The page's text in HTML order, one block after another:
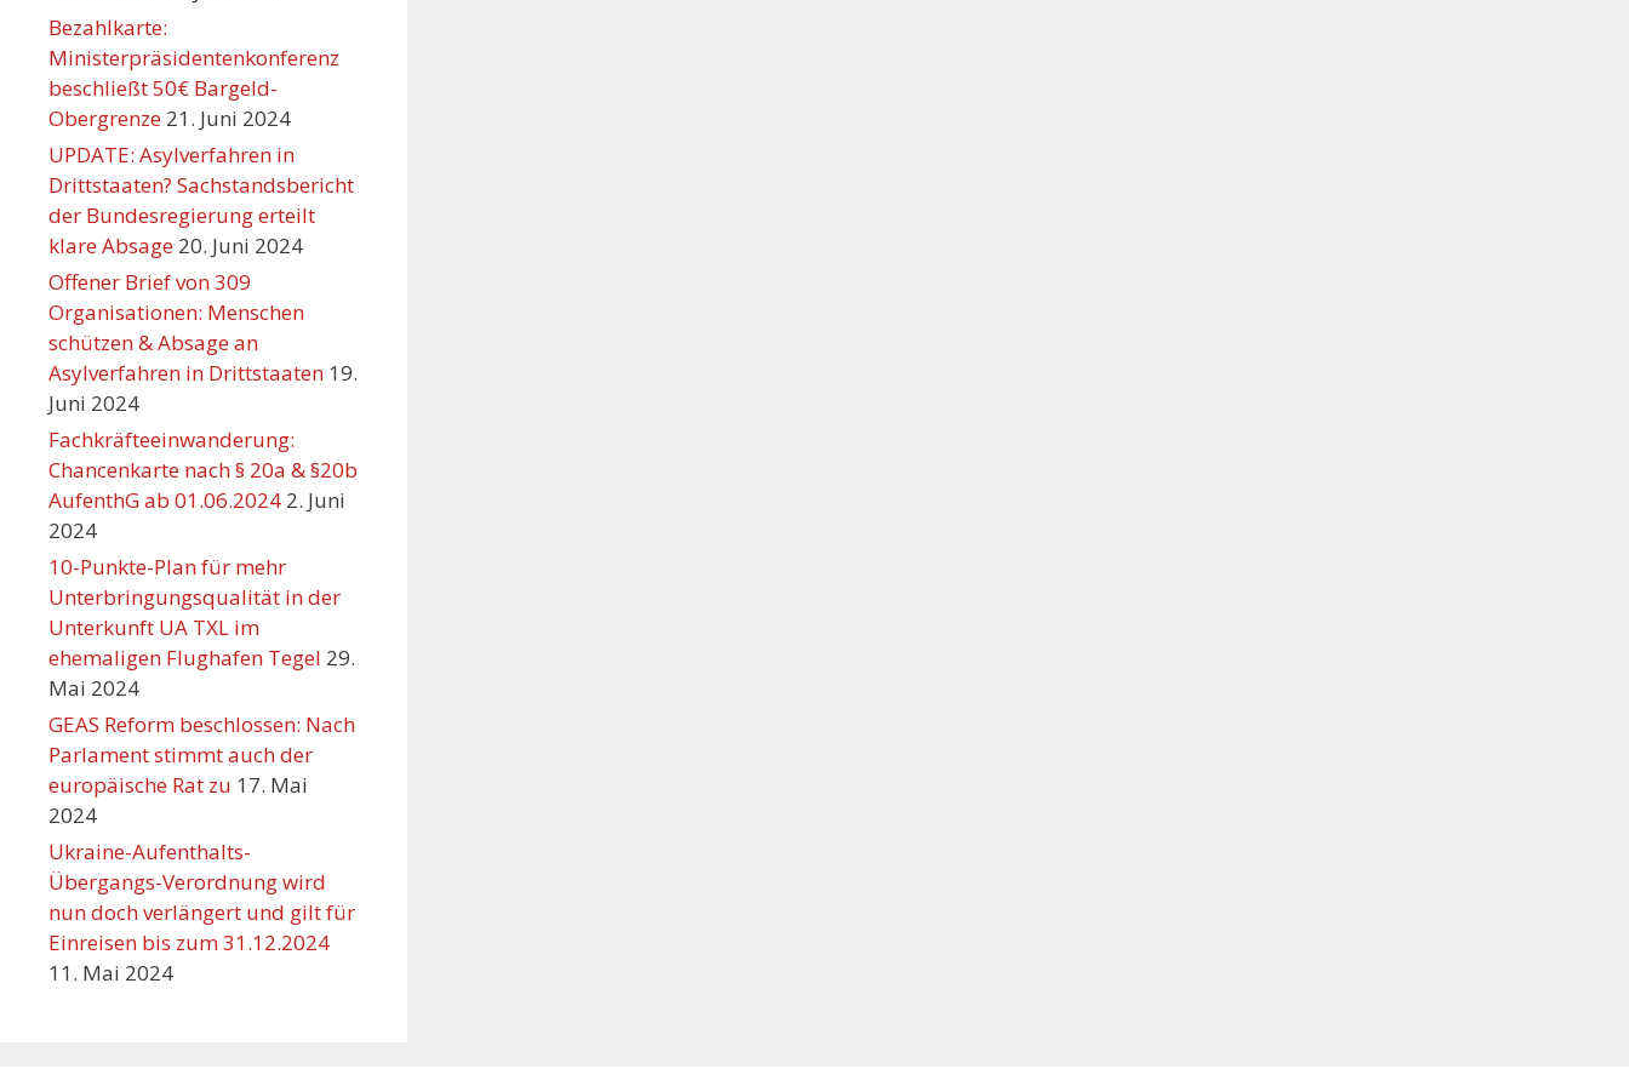
Bezahlkarte:
Ministerpräsidentenkonferenz
beschließt 50€ Bargeld-
Obergrenze 21. Juni 2024
UPDATE: Asylverfahren in
Drittstaaten? Sachstandsbericht
der Bundesregierung erteilt
klare Absage 20. Juni 2024
Offener Brief von 309
Organisationen: Menschen
schützen & Absage an
Asylverfahren in Drittstaaten 19.
Juni 2024
Fachkräfteeinwanderung:
Chancenkarte nach § 20a & §20b
AufenthG ab 01.06.2024 2. Juni
2024
10-Punkte-Plan für mehr
Unterbringungsqualität in der
Unterkunft UA TXL im
ehemaligen Flughafen Tegel 29.
Mai 2024
GEAS Reform beschlossen: Nach
Parlament stimmt auch der
europäische Rat zu 17. Mai
2024
Ukraine-Aufenthalts-
Übergangs-Verordnung wird
nun doch verlängert und gilt für
Einreisen bis zum 31.12.2024
11. Mai 2024